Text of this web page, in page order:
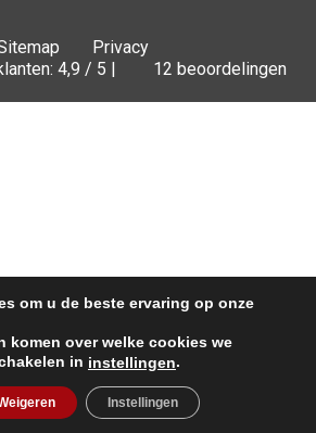
Offerte
Privacy
4,9 / 5 |
12 beoordelingen
om u de beste ervaring op onze
komen over welke cookies we
in instellingen.
Instellingen